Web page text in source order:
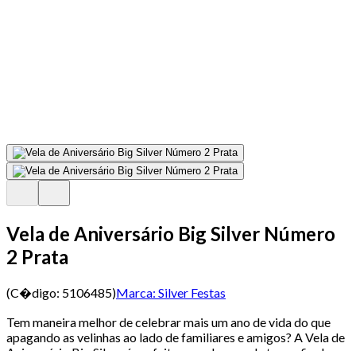
Vela de Aniversário Big Silver Número
2 Prata
(C�digo: 5106485)Marca: Silver Festas
Tem maneira melhor de celebrar mais um ano de vida do que
apagando as velinhas ao lado de familiares e amigos? A Vela de